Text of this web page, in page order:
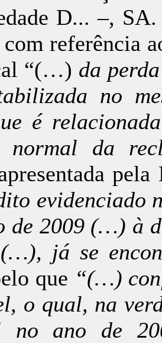
D... –,
referência
“(…) da
no
é
normal da
evidenciado
de 2009 (…) à
já se
que “(…)
o qual, na
no ano de